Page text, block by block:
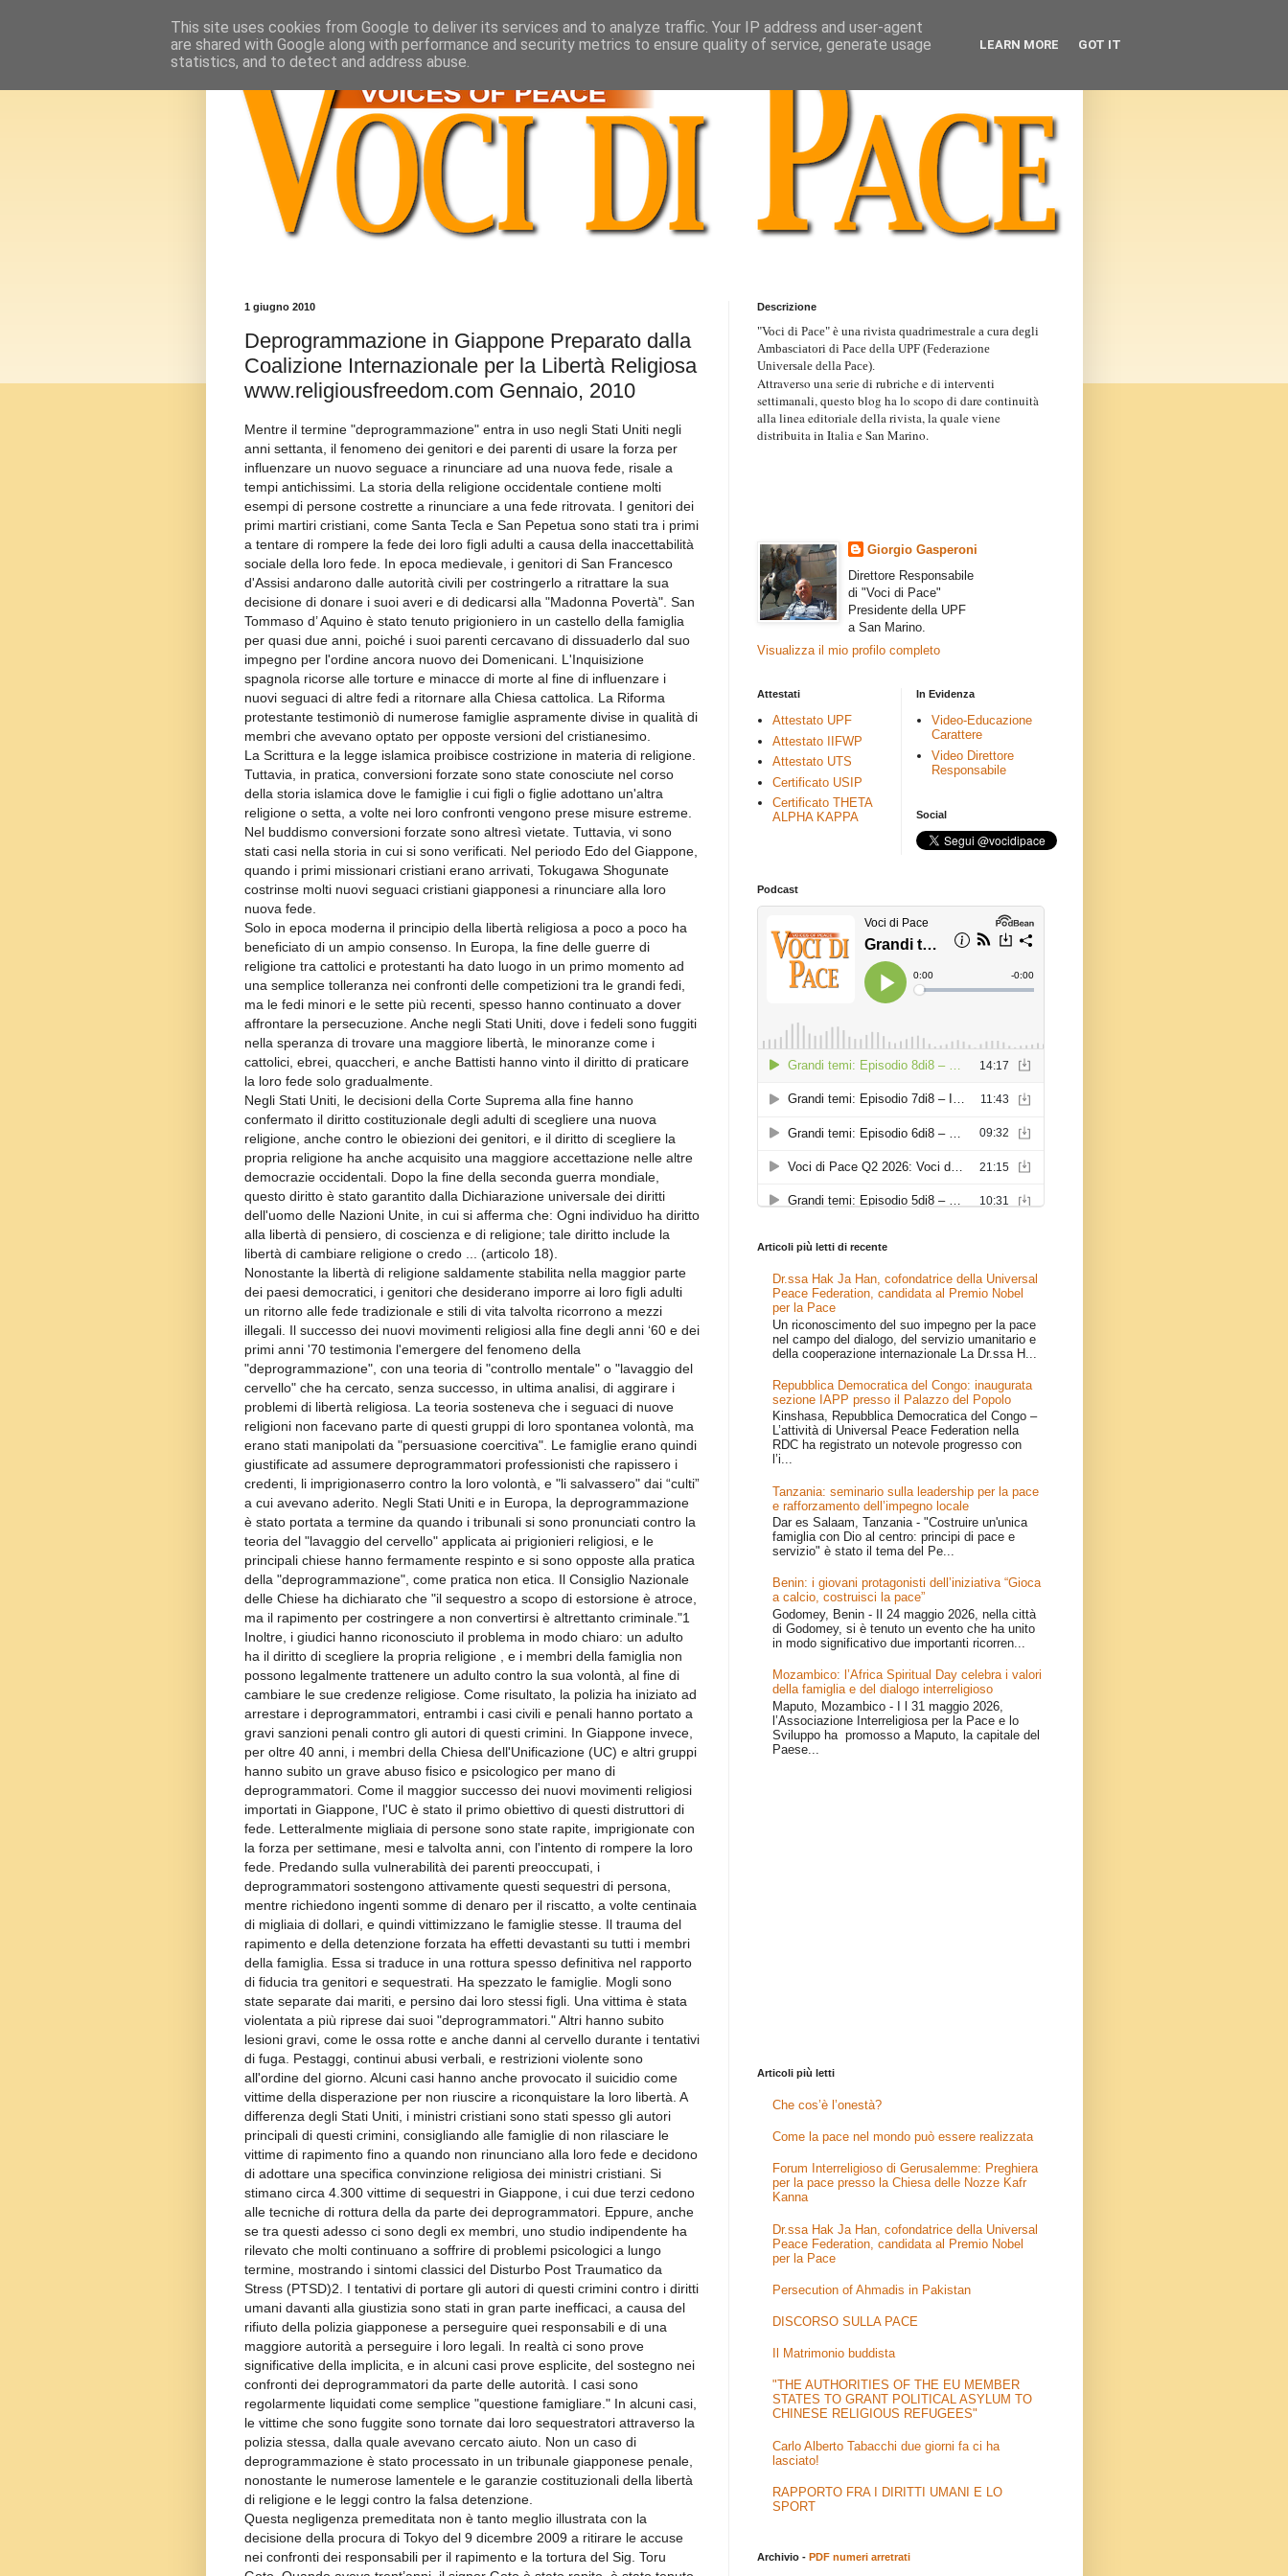
1 giugno 2010
Deprogrammazione in Giappone Preparato dalla
Coalizione Internazionale per la Libertà Religiosa
www.religiousfreedom.com Gennaio, 2010
Mentre il termine "deprogrammazione" entra in uso negli Stati Uniti negli
anni settanta, il fenomeno dei genitori e dei parenti di usare la forza per
influenzare un nuovo seguace a rinunciare ad una nuova fede, risale a
tempi antichissimi. La storia della religione occidentale contiene molti
esempi di persone costrette a rinunciare a una fede ritrovata. I genitori dei
primi martiri cristiani, come Santa Tecla e San Pepetua sono stati tra i primi
a tentare di rompere la fede dei loro figli adulti a causa della inaccettabilità
sociale della loro fede. In epoca medievale, i genitori di San Francesco
d'Assisi andarono dalle autorità civili per costringerlo a ritrattare la sua
decisione di donare i suoi averi e di dedicarsi alla "Madonna Povertà". San
Tommaso d’ Aquino è stato tenuto prigioniero in un castello della famiglia
per quasi due anni, poiché i suoi parenti cercavano di dissuaderlo dal suo
impegno per l'ordine ancora nuovo dei Domenicani. L'Inquisizione
spagnola ricorse alle torture e minacce di morte al fine di influenzare i
nuovi seguaci di altre fedi a ritornare alla Chiesa cattolica. La Riforma
protestante testimoniò di numerose famiglie aspramente divise in qualità di
membri che avevano optato per opposte versioni del cristianesimo.
La Scrittura e la legge islamica proibisce costrizione in materia di religione.
Tuttavia, in pratica, conversioni forzate sono state conosciute nel corso
della storia islamica dove le famiglie i cui figli o figlie adottano un'altra
religione o setta, a volte nei loro confronti vengono prese misure estreme.
Nel buddismo conversioni forzate sono altresì vietate. Tuttavia, vi sono
stati casi nella storia in cui si sono verificati. Nel periodo Edo del Giappone,
quando i primi missionari cristiani erano arrivati, Tokugawa Shogunate
costrinse molti nuovi seguaci cristiani giapponesi a rinunciare alla loro
nuova fede.
Solo in epoca moderna il principio della libertà religiosa a poco a poco ha
beneficiato di un ampio consenso. In Europa, la fine delle guerre di
religione tra cattolici e protestanti ha dato luogo in un primo momento ad
una semplice tolleranza nei confronti delle competizioni tra le grandi fedi,
ma le fedi minori e le sette più recenti, spesso hanno continuato a dover
affrontare la persecuzione. Anche negli Stati Uniti, dove i fedeli sono fuggiti
nella speranza di trovare una maggiore libertà, le minoranze come i
cattolici, ebrei, quaccheri, e anche Battisti hanno vinto il diritto di praticare
la loro fede solo gradualmente.
Negli Stati Uniti, le decisioni della Corte Suprema alla fine hanno
confermato il diritto costituzionale degli adulti di scegliere una nuova
religione, anche contro le obiezioni dei genitori, e il diritto di scegliere la
propria religione ha anche acquisito una maggiore accettazione nelle altre
democrazie occidentali. Dopo la fine della seconda guerra mondiale,
questo diritto è stato garantito dalla Dichiarazione universale dei diritti
dell'uomo delle Nazioni Unite, in cui si afferma che: Ogni individuo ha diritto
alla libertà di pensiero, di coscienza e di religione; tale diritto include la
libertà di cambiare religione o credo ... (articolo 18).
Nonostante la libertà di religione saldamente stabilita nella maggior parte
dei paesi democratici, i genitori che desiderano imporre ai loro figli adulti
un ritorno alle fede tradizionale e stili di vita talvolta ricorrono a mezzi
illegali. Il successo dei nuovi movimenti religiosi alla fine degli anni ‘60 e dei
primi anni '70 testimonia l'emergere del fenomeno della
"deprogrammazione", con una teoria di "controllo mentale" o "lavaggio del
cervello" che ha cercato, senza successo, in ultima analisi, di aggirare i
problemi di libertà religiosa. La teoria sosteneva che i seguaci di nuove
religioni non facevano parte di questi gruppi di loro spontanea volontà, ma
erano stati manipolati da "persuasione coercitiva". Le famiglie erano quindi
giustificate ad assumere deprogrammatori professionisti che rapissero i
credenti, li imprigionaserro contro la loro volontà, e "li salvassero" dai “culti”
a cui avevano aderito. Negli Stati Uniti e in Europa, la deprogrammazione
è stato portata a termine da quando i tribunali si sono pronunciati contro la
teoria del "lavaggio del cervello" applicata ai prigionieri religiosi, e le
principali chiese hanno fermamente respinto e si sono opposte alla pratica
della "deprogrammazione", come pratica non etica. Il Consiglio Nazionale
delle Chiese ha dichiarato che "il sequestro a scopo di estorsione è atroce,
ma il rapimento per costringere a non convertirsi è altrettanto criminale."1
Inoltre, i giudici hanno riconosciuto il problema in modo chiaro: un adulto
ha il diritto di scegliere la propria religione , e i membri della famiglia non
possono legalmente trattenere un adulto contro la sua volontà, al fine di
cambiare le sue credenze religiose. Come risultato, la polizia ha iniziato ad
arrestare i deprogrammatori, entrambi i casi civili e penali hanno portato a
gravi sanzioni penali contro gli autori di questi crimini. In Giappone invece,
per oltre 40 anni, i membri della Chiesa dell'Unificazione (UC) e altri gruppi
hanno subito un grave abuso fisico e psicologico per mano di
deprogrammatori. Come il maggior successo dei nuovi movimenti religiosi
importati in Giappone, l'UC è stato il primo obiettivo di questi distruttori di
fede. Letteralmente migliaia di persone sono state rapite, imprigionate con
la forza per settimane, mesi e talvolta anni, con l'intento di rompere la loro
fede. Predando sulla vulnerabilità dei parenti preoccupati, i
deprogrammatori sostengono attivamente questi sequestri di persona,
mentre richiedono ingenti somme di denaro per il riscatto, a volte centinaia
di migliaia di dollari, e quindi vittimizzano le famiglie stesse. Il trauma del
rapimento e della detenzione forzata ha effetti devastanti su tutti i membri
della famiglia. Essa si traduce in una rottura spesso definitiva nel rapporto
di fiducia tra genitori e sequestrati. Ha spezzato le famiglie. Mogli sono
state separate dai mariti, e persino dai loro stessi figli. Una vittima è stata
violentata a più riprese dai suoi "deprogrammatori." Altri hanno subito
lesioni gravi, come le ossa rotte e anche danni al cervello durante i tentativi
di fuga. Pestaggi, continui abusi verbali, e restrizioni violente sono
all'ordine del giorno. Alcuni casi hanno anche provocato il suicidio come
vittime della disperazione per non riuscire a riconquistare la loro libertà. A
differenza degli Stati Uniti, i ministri cristiani sono stati spesso gli autori
principali di questi crimini, consigliando alle famiglie di non rilasciare le
vittime di rapimento fino a quando non rinunciano alla loro fede e decidono
di adottare una specifica convinzione religiosa dei ministri cristiani. Si
stimano circa 4.300 vittime di sequestri in Giappone, i cui due terzi cedono
alle tecniche di rottura della da parte dei deprogrammatori. Eppure, anche
se tra questi adesso ci sono degli ex membri, uno studio indipendente ha
rilevato che molti continuano a soffrire di problemi psicologici a lungo
termine, mostrando i sintomi classici del Disturbo Post Traumatico da
Stress (PTSD)2. I tentativi di portare gli autori di questi crimini contro i diritti
umani davanti alla giustizia sono stati in gran parte inefficaci, a causa del
rifiuto della polizia giapponese a perseguire quei responsabili e di una
maggiore autorità a perseguire i loro legali. In realtà ci sono prove
significative della implicita, e in alcuni casi prove esplicite, del sostegno nei
confronti dei deprogrammatori da parte delle autorità. I casi sono
regolarmente liquidati come semplice "questione famigliare." In alcuni casi,
le vittime che sono fuggite sono tornate dai loro sequestratori attraverso la
polizia stessa, dalla quale avevano cercato aiuto. Non un caso di
deprogrammazione è stato processato in un tribunale giapponese penale,
nonostante le numerose lamentele e le garanzie costituzionali della libertà
di religione e le leggi contro la falsa detenzione.
Questa negligenza premeditata non è tanto meglio illustrata con la
decisione della procura di Tokyo del 9 dicembre 2009 a ritirare le accuse
nei confronti dei responsabili per il rapimento e la tortura del Sig. Toru
Descrizione
"Voci di Pace" è una rivista quadrimestrale a cura degli
Ambasciatori di Pace della UPF (Federazione
Universale della Pace).
Attraverso una serie di rubriche e di interventi
settimanali, questo blog ha lo scopo di dare continuità
alla linea editoriale della rivista, la quale viene
distribuita in Italia e San Marino.
Giorgio Gasperoni
Direttore Responsabile
di "Voci di Pace"
Presidente della UPF
a San Marino.
Visualizza il mio profilo completo
Attestati
Attestato UPF
Attestato IIFWP
Attestato UTS
Certificato USIP
Certificato THETA
ALPHA KAPPA
In Evidenza
Video-Educazione
Carattere
Video Direttore
Responsabile
Social
Podcast
Articoli più letti di recente
Dr.ssa Hak Ja Han, cofondatrice della Universal
Peace Federation, candidata al Premio Nobel
per la Pace
Un riconoscimento del suo impegno per la pace
nel campo del dialogo, del servizio umanitario e
della cooperazione internazionale La Dr.ssa H...
Repubblica Democratica del Congo: inaugurata
sezione IAPP presso il Palazzo del Popolo
Kinshasa, Repubblica Democratica del Congo –
L’attività di Universal Peace Federation nella
RDC ha registrato un notevole progresso con
l’i...
Tanzania: seminario sulla leadership per la pace
e rafforzamento dell’impegno locale
Dar es Salaam, Tanzania - "Costruire un'unica
famiglia con Dio al centro: principi di pace e
servizio" è stato il tema del Pe...
Benin: i giovani protagonisti dell’iniziativa “Gioca
a calcio, costruisci la pace”
Godomey, Benin - Il 24 maggio 2026, nella città
di Godomey, si è tenuto un evento che ha unito
in modo significativo due importanti ricorren...
Mozambico: l’Africa Spiritual Day celebra i valori
della famiglia e del dialogo interreligioso
Maputo, Mozambico - I l 31 maggio 2026,
l’Associazione Interreligiosa per la Pace e lo
Sviluppo ha promosso a Maputo, la capitale del
Paese...
Articoli più letti
Che cos’è l’onestà?
Come la pace nel mondo può essere realizzata
Forum Interreligioso di Gerusalemme: Preghiera
per la pace presso la Chiesa delle Nozze Kafr
Kanna
Dr.ssa Hak Ja Han, cofondatrice della Universal
Peace Federation, candidata al Premio Nobel
per la Pace
Persecution of Ahmadis in Pakistan
DISCORSO SULLA PACE
Il Matrimonio buddista
"THE AUTHORITIES OF THE EU MEMBER
STATES TO GRANT POLITICAL ASYLUM TO
CHINESE RELIGIOUS REFUGEES"
Carlo Alberto Tabacchi due giorni fa ci ha
lasciato!
RAPPORTO FRA I DIRITTI UMANI E LO
SPORT
Archivio - PDF numeri arretrati
This site uses cookies from Google to deliver its services and to analyze traffic. Your IP address and user-agent
are shared with Google along with performance and security metrics to ensure quality of service, generate usage
statistics, and to detect and address abuse.
LEARN MORE GOT IT